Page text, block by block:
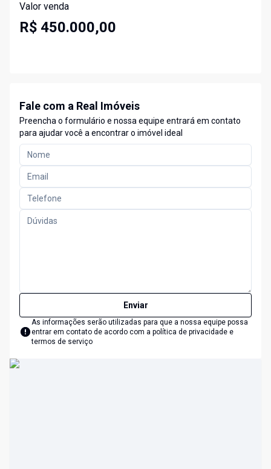
Valor venda
R$ 450.000,00
Fale com a Real Imóveis
Preencha o formulário e nossa equipe entrará em contato
para ajudar você a encontrar o imóvel ideal
Enviar
As informações serão utilizadas para que a nossa equipe possa
entrar em contato de acordo com a política de privacidade e
termos de serviço